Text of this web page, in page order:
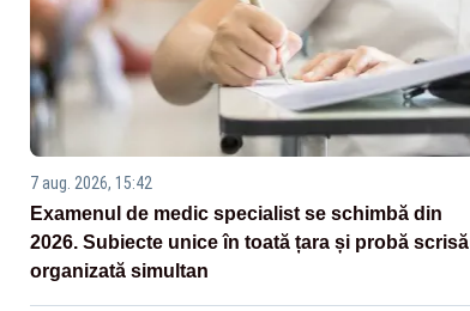
7 aug. 2026, 15:42
Examenul de medic specialist se schimbă din
2026. Subiecte unice în toată țara și probă scrisă
organizată simultan